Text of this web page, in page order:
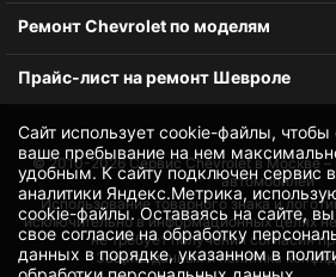
Сайт использует cookie-файлы, чтобы
ваше пребывание на нем
удобным. К cайту подключен сервис
аналитики Яндекс.Метрика,
cookie-файлы. Оставаясь на сайте,
своесогласие на обработку
данных в порядке, указанном в
Ремонт Chevrolet по моделям
Прайс-лист на ремонт Шевроле
© 2010-2026Сервис Chevrolet в Москве
автомобилей
Использование товарного знака и
исключительно в информационных целях
не требует получения согласия
Защита данных и политика